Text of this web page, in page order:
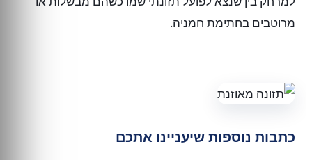
מרוטבים בחתימת חמניה.
כתבות נוספות שיעניינו אתכם